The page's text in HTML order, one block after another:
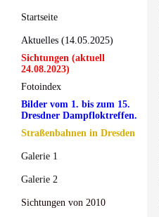
Startseite
Aktuelles (14.05.2025)
Sichtungen (aktuell
24.08.2023)
Fotoindex
Bilder vom 1. bis zum 15.
Dresdner Dampfloktreffen.
Straßenbahnen in Dresden
Galerie 1
Galerie 2
Sichtungen von 2010